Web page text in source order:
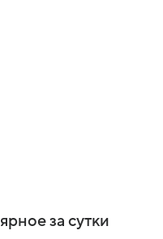
за сутки